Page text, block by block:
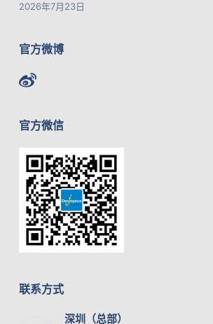
2026年7月23日
官方微博
官方微信
联系方式
深圳（总部）